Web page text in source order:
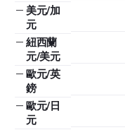
— 美元/加
元
— 紐西蘭
元/美元
— 歐元/英
鎊
— 歐元/日
元